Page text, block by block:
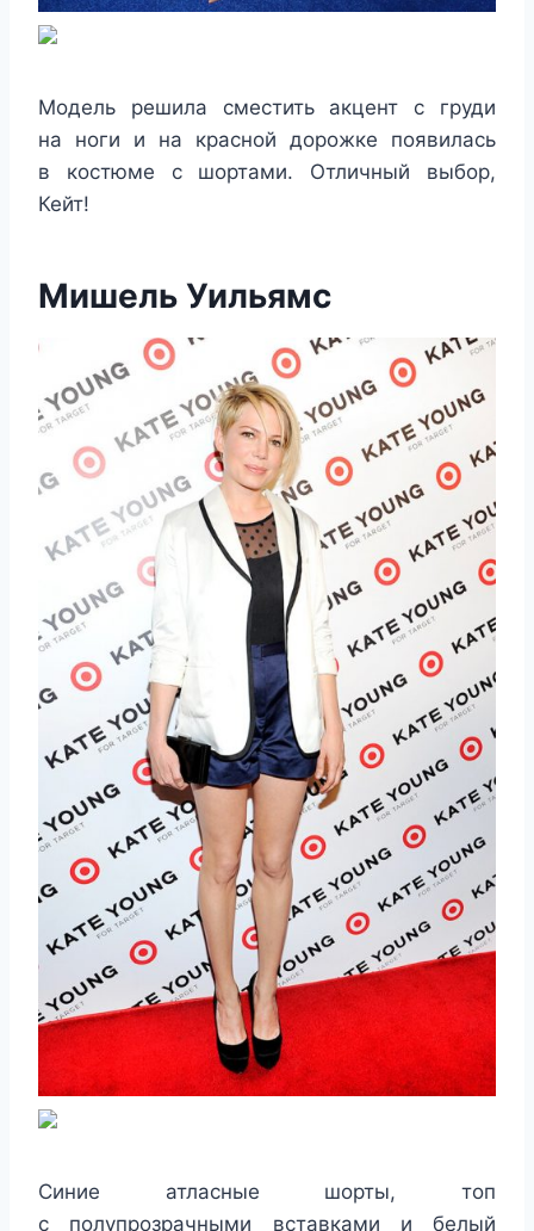
Модель решила сместить акцент с груди
на ноги и на красной дорожке появилась
в костюме с шортами. Отличный выбор,
Кейт!
Мишель Уильямс
Синие атласные шорты, топ
с полупрозрачными вставками и белый